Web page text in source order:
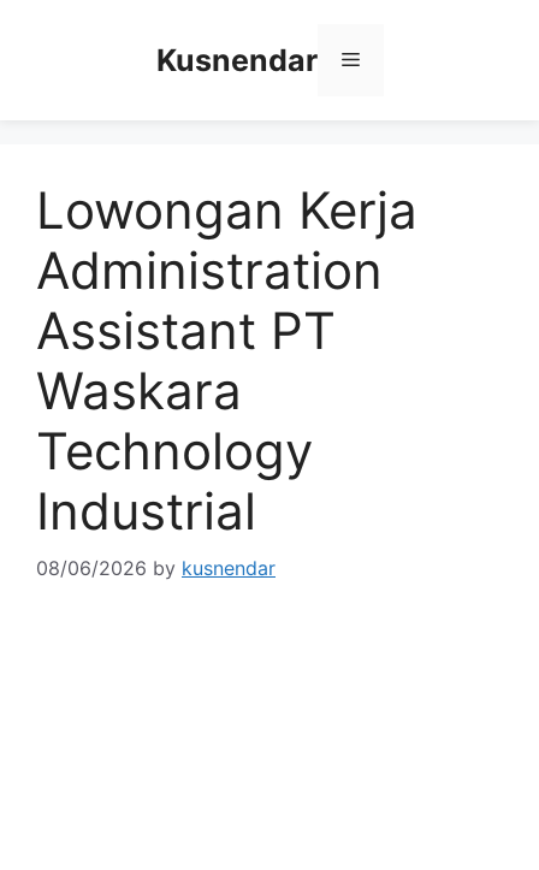
Kusnendar Menu
Lowongan Kerja
Administration
Assistant PT
Waskara
Technology
Industrial
08/06/2026 by kusnendar